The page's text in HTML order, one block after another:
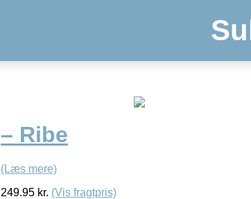
– Ribe
(Læs mere)
249.95 kr. (Vis fragtpris)